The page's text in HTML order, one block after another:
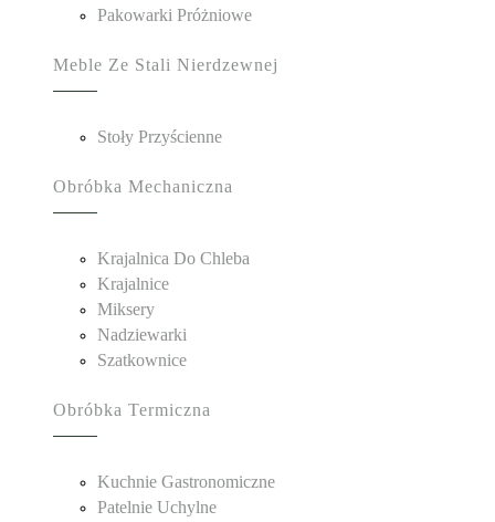
Pakowarki Próżniowe
Meble Ze Stali Nierdzewnej
Stoły Przyścienne
Obróbka Mechaniczna
Krajalnica Do Chleba
Krajalnice
Miksery
Nadziewarki
Szatkownice
Obróbka Termiczna
Kuchnie Gastronomiczne
Patelnie Uchylne